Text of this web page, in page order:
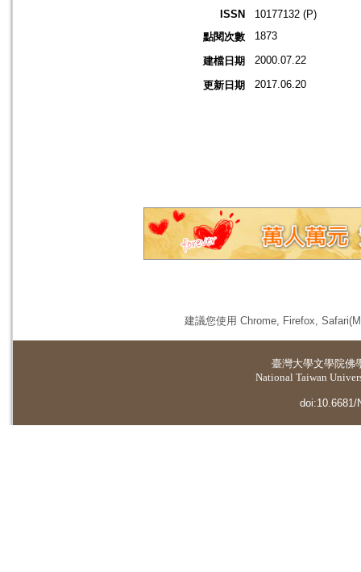
ISSN
10177132 (P)
點閱次數
1873
建檔日期 2000.07.22
更新日期 2017.06.20
建議您使用 Chrome, Firefox,
臺灣大學文學院佛
National Taiwan
doi:10.6681/